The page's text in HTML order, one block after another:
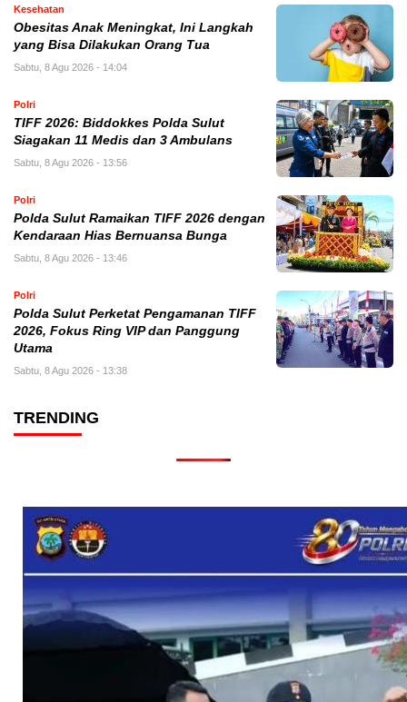
Kesehatan
Obesitas Anak Meningkat, Ini Langkah
yang Bisa Dilakukan Orang Tua
Sabtu, 8 Agu 2026 - 14:04
Polri
TIFF 2026: Biddokkes Polda Sulut
Siagakan 11 Medis dan 3 Ambulans
Sabtu, 8 Agu 2026 - 13:56
Polri
Polda Sulut Ramaikan TIFF 2026 dengan
Kendaraan Hias Bernuansa Bunga
Sabtu, 8 Agu 2026 - 13:46
Polri
Polda Sulut Perketat Pengamanan TIFF
2026, Fokus Ring VIP dan Panggung
Utama
Sabtu, 8 Agu 2026 - 13:38
TRENDING